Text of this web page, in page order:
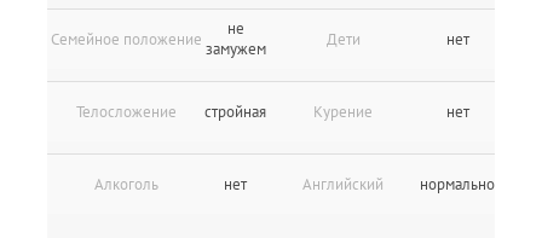
Семейное положение
не
замужем
Дети нет
Телосложение стройная Курение нет
Алкоголь нет Английский нормально